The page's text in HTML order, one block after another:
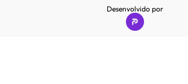
Desenvolvido por